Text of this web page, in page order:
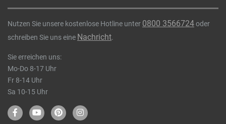
Nutzen Sie unsere kostenlose Hotline unter 0800 3566724oder
schreiben Sie uns eine Nachricht.
Sie erreichen uns:
Mo-Do 8-17 Uhr
Fr 8-14 Uhr
Sa 10-15 Uhr